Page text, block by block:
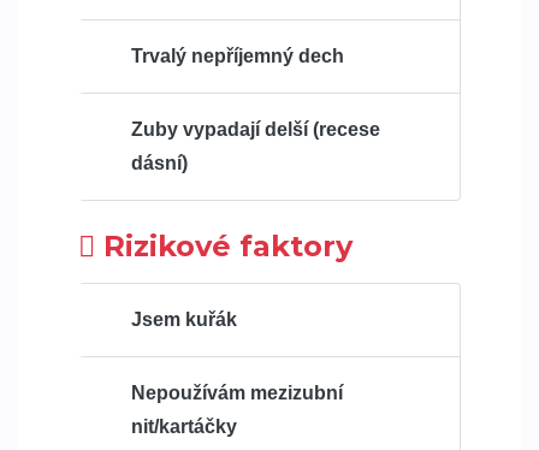
Trvalý nepříjemný dech
Zuby vypadají delší (recese
dásní)
Rizikové faktory
Jsem kuřák
Nepoužívám mezizubní
nit/kartáčky